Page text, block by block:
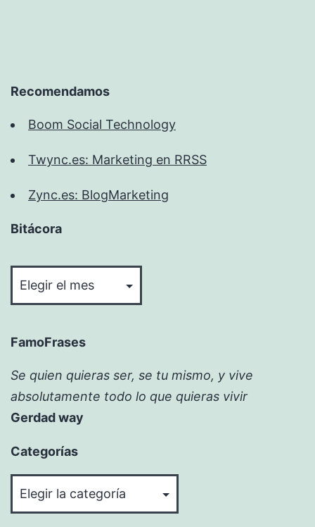
Recomendamos
Boom Social Technology
Twync.es: Marketing en RRSS
Zync.es: BlogMarketing
Bitácora
FamoFrases
Se quien quieras ser, se tu mismo, y vive
absolutamente todo lo que quieras vivir
Gerdad way
Categorías